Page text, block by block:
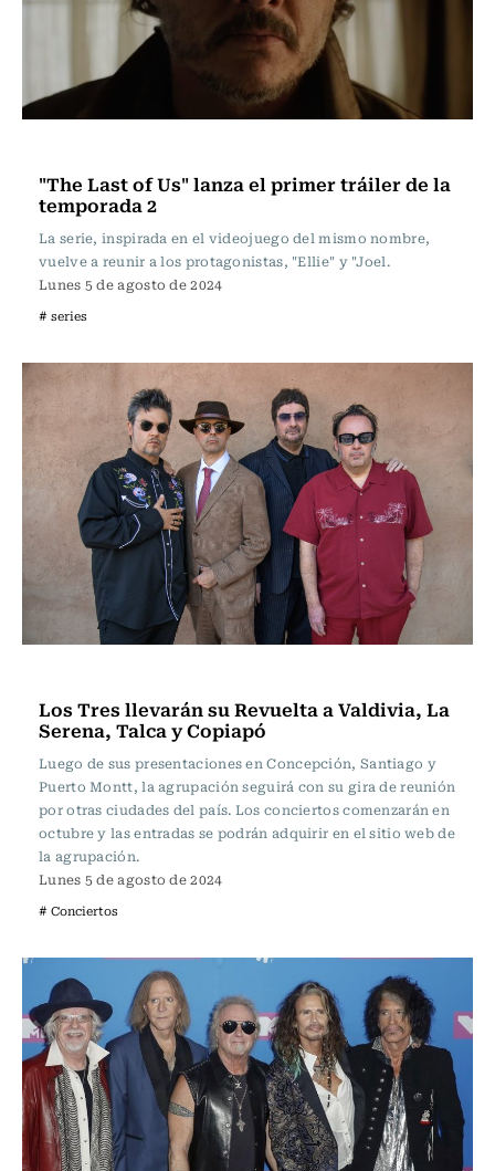
"The Last of Us" lanza el primer tráiler de la
temporada 2
La serie, inspirada en el videojuego del mismo nombre,
vuelve a reunir a los protagonistas, "Ellie" y "Joel.
Lunes 5 de agosto de 2024
# series
Los Tres llevarán su Revuelta a Valdivia, La
Serena, Talca y Copiapó
Luego de sus presentaciones en Concepción, Santiago y
Puerto Montt, la agrupación seguirá con su gira de reunión
por otras ciudades del país. Los conciertos comenzarán en
octubre y las entradas se podrán adquirir en el sitio web de
la agrupación.
Lunes 5 de agosto de 2024
# Conciertos